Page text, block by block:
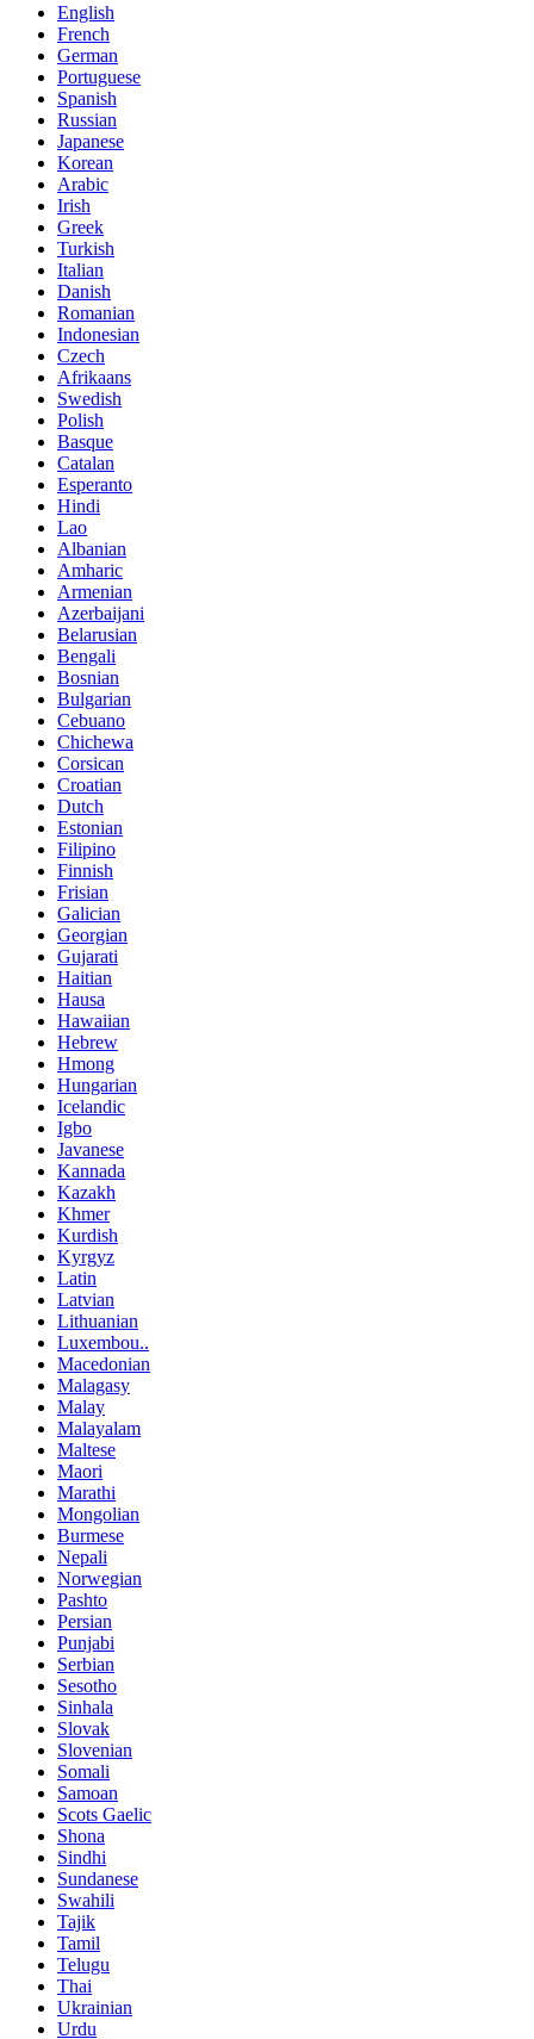
English
French
German
Portuguese
Spanish
Russian
Japanese
Korean
Arabic
Irish
Greek
Turkish
Italian
Danish
Romanian
Indonesian
Czech
Afrikaans
Swedish
Polish
Basque
Catalan
Esperanto
Hindi
Lao
Albanian
Amharic
Armenian
Azerbaijani
Belarusian
Bengali
Bosnian
Bulgarian
Cebuano
Chichewa
Corsican
Croatian
Dutch
Estonian
Filipino
Finnish
Frisian
Galician
Georgian
Gujarati
Haitian
Hausa
Hawaiian
Hebrew
Hmong
Hungarian
Icelandic
Igbo
Javanese
Kannada
Kazakh
Khmer
Kurdish
Kyrgyz
Latin
Latvian
Lithuanian
Luxembou..
Macedonian
Malagasy
Malay
Malayalam
Maltese
Maori
Marathi
Mongolian
Burmese
Nepali
Norwegian
Pashto
Persian
Punjabi
Serbian
Sesotho
Sinhala
Slovak
Slovenian
Somali
Samoan
Scots Gaelic
Shona
Sindhi
Sundanese
Swahili
Tajik
Tamil
Telugu
Thai
Ukrainian
Urdu